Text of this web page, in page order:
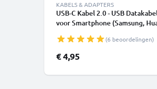
KABELS & ADAPTERS
USB-C Kabel 2.0 - USB
voor Smartphone (Samsung,
Panasonic Lumix, Sony, GoPro) -
1,0m 3A Oplaadkabel USB C
(6 beoordelingen)
€ 4,95